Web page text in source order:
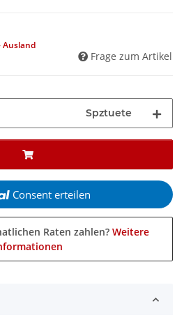
Ausland
Frage zum Artikel
Spztuete
Consent erteilen
Raten zahlen? Weitere